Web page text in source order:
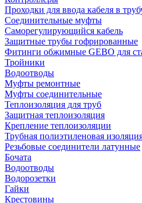
Проходки для ввода кабеля в
Соединительные муфты
Саморегулирующийся кабель
Защитные трубы гофрированные
Фитинги обжимные GEBO для
Тройники
Водоотводы
Муфты ремонтные
Муфты соединительные
Теплоизоляция для труб
Защитная теплоизоляция
Крепление теплоизоляции
Трубная полиэтиленовая
Резьбовые соединители латунные
Бочата
Водоотводы
Водорозетки
Гайки
Крестовины